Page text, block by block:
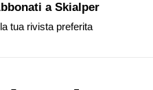
a Skialper
la tua rivista preferita